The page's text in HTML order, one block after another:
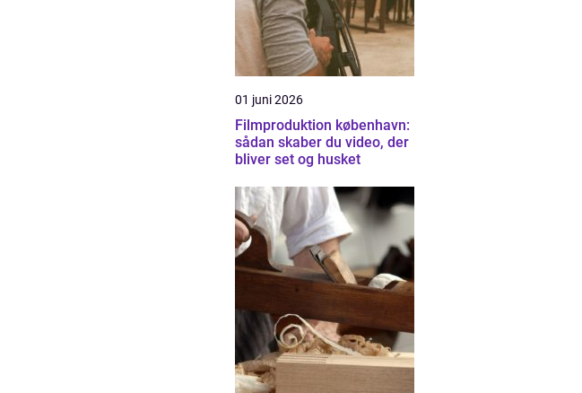
01 juni 2026
Filmproduktion københavn:
sådan skaber du video, der
bliver set og husket